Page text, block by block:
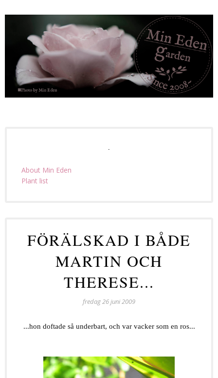
About Min Eden
Plant list
FÖRÄLSKAD I BÅDE
MARTIN OCH
THERESE...
fredag 26 juni 2009
...hon doftade så underbart, och var vacker som en ros...